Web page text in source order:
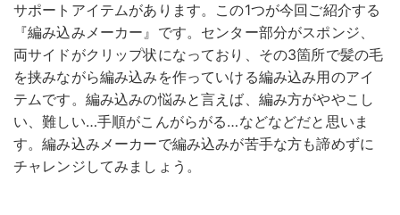
サポートアイテムがあります。この1つが今回ご紹介する
『編み込みメーカー』です。センター部分がスポンジ、
両サイドがクリップ状になっており、その3箇所で髪の毛
を挟みながら編み込みを作っていける編み込み用のアイ
テムです。編み込みの悩みと言えば、編み方がややこし
い、難しい…手順がこんがらがる…などなどだと思いま
す。編み込みメーカーで編み込みが苦手な方も諦めずに
チャレンジしてみましょう。